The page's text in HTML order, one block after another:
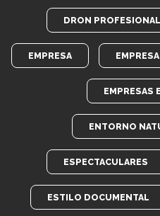
DRON PROFESIONAL
EMPRESA
EMPRESAS
ENTORNO
ESPECTACULARES
ESTILO DOCUMENTAL